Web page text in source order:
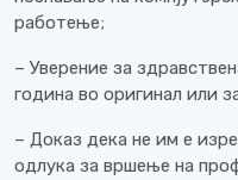
работење;
– Уверение за
година во оригинал или
– Доказ дека не им е
одлука за вршење на